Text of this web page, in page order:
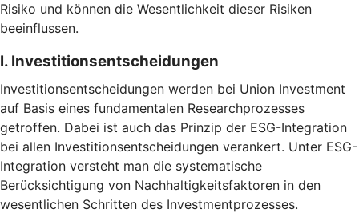
Risiko und können die Wesentlichkeit dieser Risiken
beeinflussen.
I. Investitionsentscheidungen
Investitionsentscheidungen werden bei Union Investment
auf Basis eines fundamentalen Researchprozesses
getroffen. Dabei ist auch das Prinzip der ESG-Integration
bei allen Investitionsentscheidungen verankert. Unter ESG-
Integration versteht man die systematische
Berücksichtigung von Nachhaltigkeitsfaktoren in den
wesentlichen Schritten des Investmentprozesses.